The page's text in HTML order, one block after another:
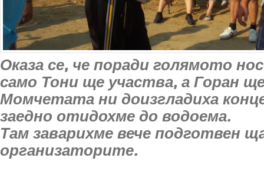
Оказа се, че поради голямото
само Тони ще участва, а Горан
Момчетата ни доизгладиха
заедно отидохме до водоема.
Там заварихме вече подготвен
организаторите.